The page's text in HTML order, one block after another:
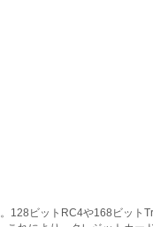
ビットRC4や168ビット